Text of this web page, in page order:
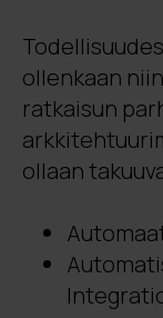
ollenkaan
ratkaisun
ollaan